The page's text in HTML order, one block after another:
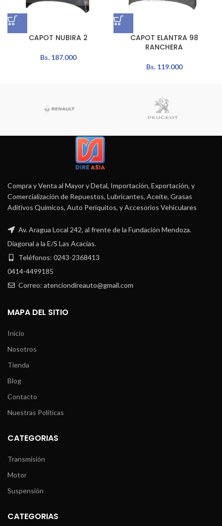
CAPOT NUBIRA 2
Bs.187.000
CAPOT ELANTRA 98
RANCHERA
Bs.119.000
Compra y Venta al Mayor y Detal, Importación, Exportación, y
Comercialización de Repuestos, Lubricantes, Aceite, Grasas
Aditivos Químicos, Auto Periquitos, y Accesorios Vehiculares
Av. Aragua Local 242, al frente de la Fundación Mendoza.
Diagonal a la E/S Las Acacias.
Teléfonos: 0243-2368413
0414-4499185
Correo: atenciondireauto@gmail.com
MAPA DEL SITIO
Inicio
Nosotros
Tienda
Blog
Contacto
Nuestras Políticas
CATEGORIAS
Transmisión
Motor
Suspensión
CATEGORIAS